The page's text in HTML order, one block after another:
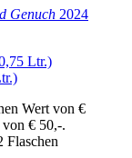
Genuch 2024
Ltr.)
Wert von €
von € 50,-.
Flaschen